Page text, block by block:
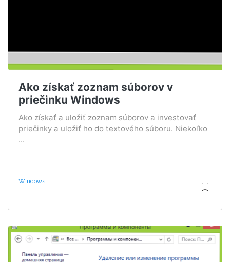
Ako získať zoznam súborov v
priečinku Windows
Ako získať a uložiť zoznam súborov a investovať
priečinky a uložiť ho do textového súboru. Niekoľko
...
Windows